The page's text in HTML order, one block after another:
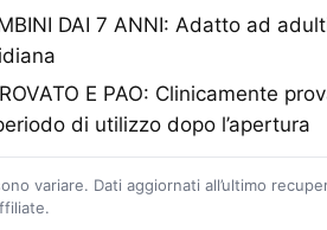
DAI 7 ANNI: Adatto ad
E PAO: Clinicamente
di utilizzo dopo l’apertura
variare. Dati aggiornati all’ultimo